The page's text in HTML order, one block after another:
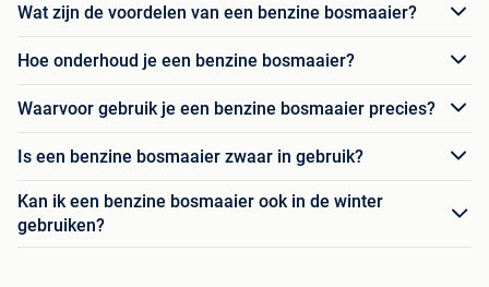
Wat zijn de voordelen van een benzine bosmaaier?
Hoe onderhoud je een benzine bosmaaier?
Waarvoor gebruik je een benzine bosmaaier precies?
Is een benzine bosmaaier zwaar in gebruik?
Kan ik een benzine bosmaaier ook in de winter
gebruiken?